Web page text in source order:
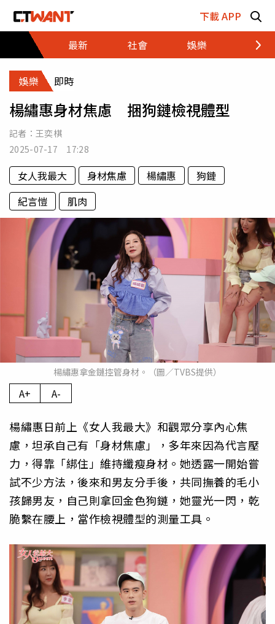
下載 APP
最新
社會 娛樂 財經
娛樂 即時
楊繡惠身材焦慮 捆狗鏈檢視體型
記者： 王奕棋
2025-07-17 17:28
女人我最大 身材焦慮 楊繡惠
狗鏈
紀言愷
肌肉
楊繡惠拿金鏈控管身材。（圖／TVBS提供）
A+ A-
楊繡惠日前上《女人我最大》和觀眾分享內心焦
慮，坦承自己有「身材焦慮」，多年來因為代言壓
力，得靠「綁住」維持纖瘦身材。她透露一開始嘗
試不少方法，後來和男友分手後，共同撫養的毛小
孩歸男友，自己則拿回金色狗鏈，她靈光一閃，乾
脆繫在腰上，當作檢視體型的測量工具。